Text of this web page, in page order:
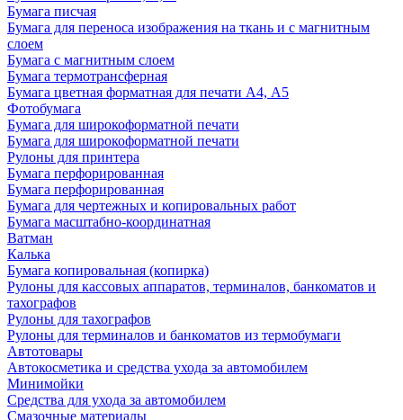
Бумага писчая
Бумага для переноса изображения на ткань и с магнитным
слоем
Бумага с магнитным слоем
Бумага термотрансферная
Бумага цветная форматная для печати А4, А5
Фотобумага
Бумага для широкоформатной печати
Бумага для широкоформатной печати
Рулоны для принтера
Бумага перфорированная
Бумага перфорированная
Бумага для чертежных и копировальных работ
Бумага масштабно-координатная
Ватман
Калька
Бумага копировальная (копирка)
Рулоны для кассовых аппаратов, терминалов, банкоматов и
тахографов
Рулоны для тахографов
Рулоны для терминалов и банкоматов из термобумаги
Автотовары
Автокосметика и средства ухода за автомобилем
Минимойки
Средства для ухода за автомобилем
Смазочные материалы